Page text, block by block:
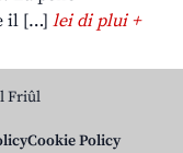
il […] lei di plui +
Friûl
Cookie Policy